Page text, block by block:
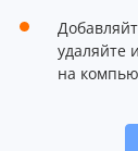
удаляйте
на